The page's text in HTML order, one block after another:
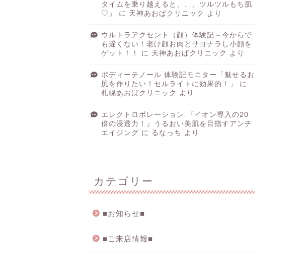
タイムを乗り越えると、、、ツルツルもち肌
♡」
に 天神あおばクリニック より
ウルトラアクセント（顔）体験記～今からで
も遅くない！老け顔お肉とサヨナラし小顔を
ゲット！！
に 天神あおばクリニック より
ボディーテノール 体験記モニター「魅せるお
尻を作りたい！セルライトに効果的！」
に
札幌あおばクリニック
より
エレクトロポレーション 『イオン導入の20
倍の浸透力！』うるおい美肌を目指すアンチ
エイジング に るなっち より
カテゴリー
■お知らせ■
■ご来店情報■